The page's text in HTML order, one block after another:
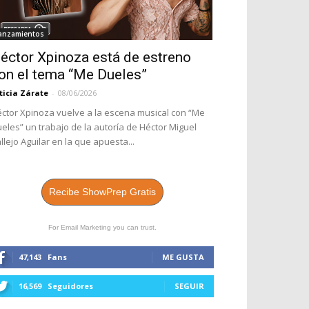
Xpinoza está de estreno
el tema “Me Dueles”
Zárate - 08/06/2026
Xpinoza vuelve a la escena musical con “Me
un trabajo de la autoría de Héctor Miguel
Aguilar en la que apuesta...
Recibe ShowPrep Gratis
For Email Marketing you can trust.
47,143 Fans ME GUSTA
16,569 Seguidores SEGUIR